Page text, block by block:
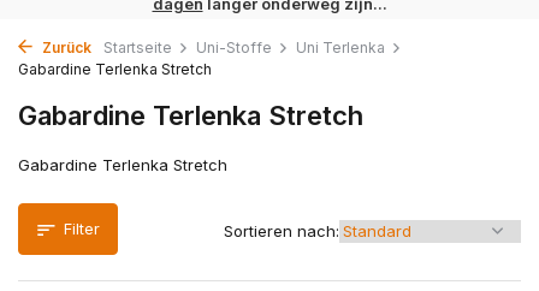
Zurück Startseite Uni-Stoffe
Uni Terlenka
Gabardine Terlenka Stretch
Gabardine Terlenka Stretch
Gabardine Terlenka Stretch
Filter Sortieren nach: